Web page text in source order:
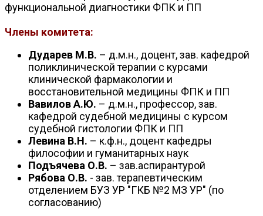
функциональной диагностики ФПК и ПП
Члены комитета:
Дударев М.В. – д.м.н., доцент, зав. кафедрой
поликлинической терапии с курсами
клинической фармакологии и
восстановительной медицины ФПК и ПП
Вавилов А.Ю. – д.м.н., профессор, зав.
кафедрой судебной медицины с курсом
судебной гистологии ФПК и ПП
Левина В.Н. – к.ф.н., доцент кафедры
философии и гуманитарных наук
Подъячева О.В. – зав.аспирантурой
Рябова О.В. - зав. терапевтическим
отделением БУЗ УР "ГКБ №2 МЗ УР" (по
согласованию)